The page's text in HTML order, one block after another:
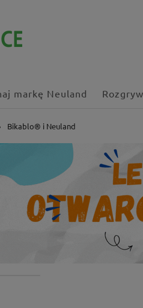
markę Neuland
Bikablo® i Neuland